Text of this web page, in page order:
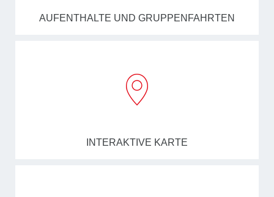
AUFENTHALTE UND GRUPPENFAHRTEN
INTERAKTIVE KARTE